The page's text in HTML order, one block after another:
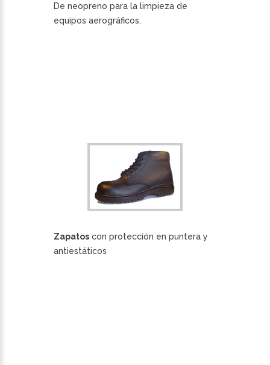
De neopreno para la limpieza de
equipos aerográficos.
Zapatos con protección en puntera y
antiestáticos